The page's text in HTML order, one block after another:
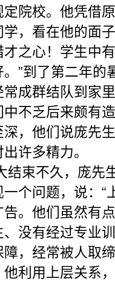
院校。他凭借
，看在他的面
之心！学生中
”到了第二年
成群结队到家
不乏后来颇有
，他们说庞先
许多精力。
束不久，庞先
个问题，说：
。他们虽然有
没有经过专业
障，经常被人取
利用上层关系